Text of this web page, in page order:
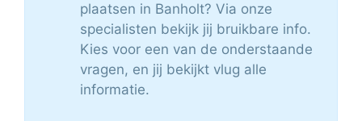
plaatsen in Banholt? Via onze
specialisten bekijk jij bruikbare info.
Kies voor een van de onderstaande
vragen, en jij bekijkt vlug alle
informatie.